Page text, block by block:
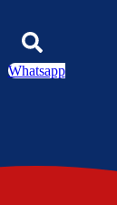
Whatsapp